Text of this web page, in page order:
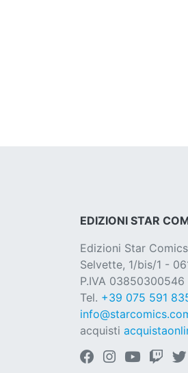
EDIZIONI STAR
Edizioni Star
Selvette, 1/bis/1 -
P.IVA 03850300546
Tel. +39 075 591
acquisti